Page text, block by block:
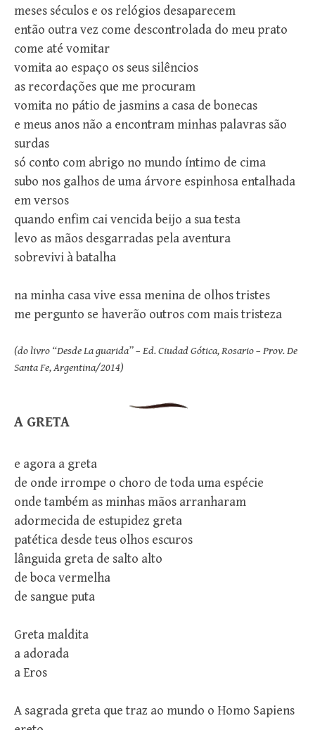
meses séculos e os relógios desaparecem
então outra vez come descontrolada do meu prato
come até vomitar
vomita ao espaço os seus silêncios
as recordações que me procuram
vomita no pátio de jasmins a casa de bonecas
e meus anos não a encontram minhas palavras são
surdas
só conto com abrigo no mundo íntimo de cima
subo nos galhos de uma árvore espinhosa entalhada
em versos
quando enfim cai vencida beijo a sua testa
levo as mãos desgarradas pela aventura
sobrevivi à batalha
na minha casa vive essa menina de olhos tristes
me pergunto se haverão outros com mais tristeza
(do livro “Desde La guarida” – Ed. Ciudad Gótica, Rosario – Prov. De
Santa Fe, Argentina/2014)
A GRETA
e agora a greta
de onde irrompe o choro de toda uma espécie
onde também as minhas mãos arranharam
adormecida de estupidez greta
patética desde teus olhos escuros
lânguida greta de salto alto
de boca vermelha
de sangue puta
Greta maldita
a adorada
a Eros
A sagrada greta que traz ao mundo o Homo Sapiens